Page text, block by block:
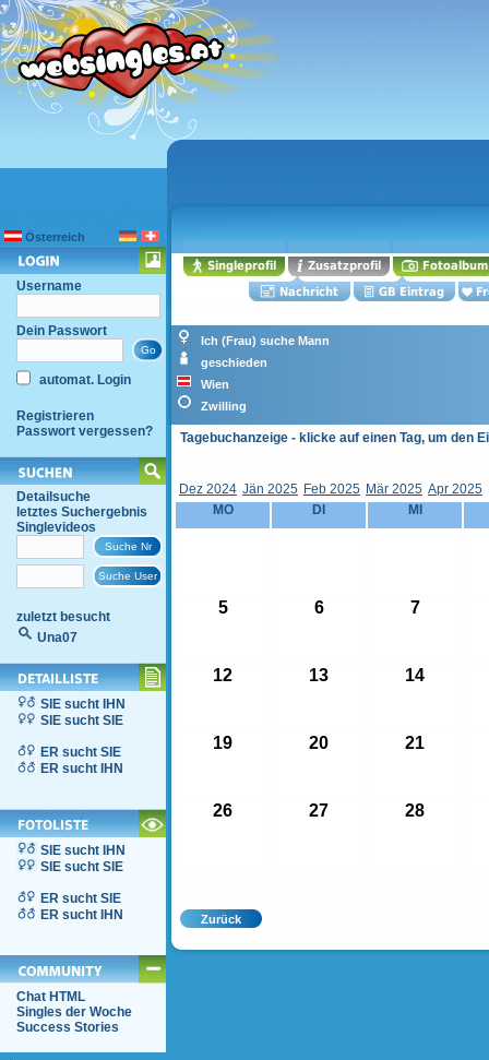
Österreich
Username
Dein Passwort
automat. Login
Registrieren
Passwort vergessen?
Detailsuche
letztes Suchergebnis
Singlevideos
zuletzt besucht
Una07
SIE sucht IHN
SIE sucht SIE
ER sucht SIE
ER sucht IHN
SIE sucht IHN
SIE sucht SIE
ER sucht SIE
ER sucht IHN
Chat HTML
Singles der Woche
Success Stories
Ich (Frau) suche Mann
geschieden
Wien
Zwilling
Tagebuchanzeige - klicke auf einen Tag, um den
Dez 2024 Jän 2025 Feb 2025 Mär 2025 Apr 2025
MO
DI MI
5 6 7
12 13 14
19 20 21
26 27 28